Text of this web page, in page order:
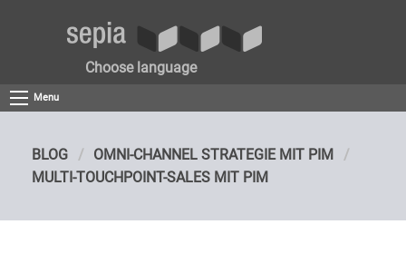
Choose language
Menu
BLOG
OMNI-CHANNEL STRATEGIE MIT PIM
MULTI-TOUCHPOINT-SALES MIT PIM